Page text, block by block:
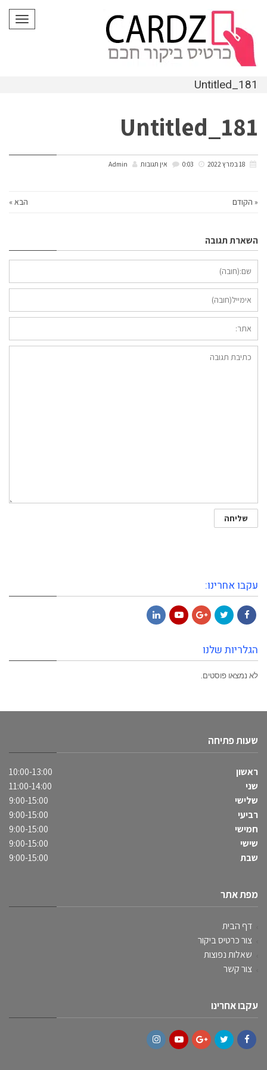
תפריט
Untitled_181
Untitled_181
אין תגובות Admin
« הקודם הבא »
השארת תגובה
עקבו אחרינו:
הגלריות שלנו
לא נמצאו פוסטים.
שעות פתיחה
ראשון
10:00-13:00
שני
11:00-14:00
שלישי
9:00-15:00
רביעי
9:00-15:00
חמישי
9:00-15:00
שישי
9:00-15:00
שבת
9:00-15:00
מפת אתר
דף הבית
צור כרטיס ביקור
שאלות נפוצות
צור קשר
עקבו אחרינו